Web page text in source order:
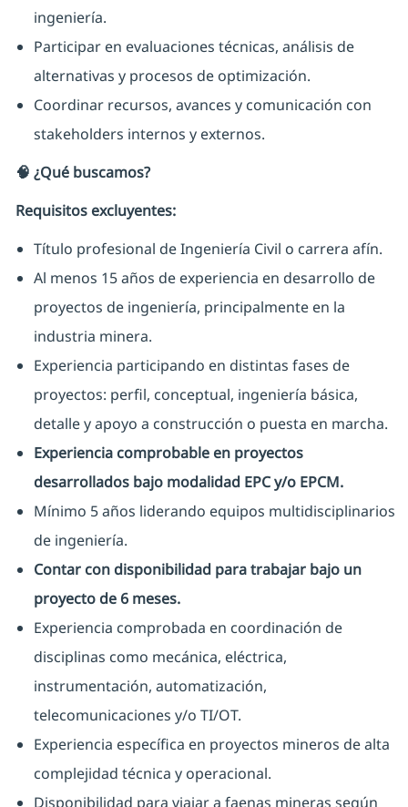
ingeniería.
Participar en evaluaciones técnicas, análisis de
alternativas y procesos de optimización.
Coordinar recursos, avances y comunicación con
stakeholders internos y externos.
🧠 ¿Qué buscamos?
Requisitos excluyentes:
Título profesional de Ingeniería Civil o carrera afín.
Al menos 15 años de experiencia en desarrollo de
proyectos de ingeniería, principalmente en la
industria minera.
Experiencia participando en distintas fases de
proyectos: perfil, conceptual, ingeniería básica,
detalle y apoyo a construcción o puesta en marcha.
Experiencia comprobable en proyectos
desarrollados bajo modalidad EPC y/o EPCM.
Mínimo 5 años liderando equipos multidisciplinarios
de ingeniería.
Contar con disponibilidad para trabajar bajo un
proyecto de 6 meses.
Experiencia comprobada en coordinación de
disciplinas como mecánica, eléctrica,
instrumentación, automatización,
telecomunicaciones y/o TI/OT.
Experiencia específica en proyectos mineros de alta
complejidad técnica y operacional.
Disponibilidad para viajar a faenas mineras según